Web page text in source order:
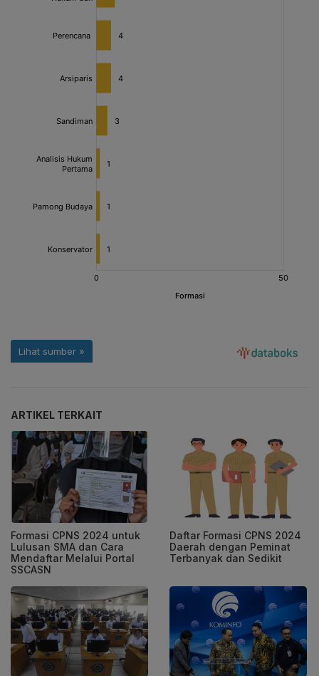
ARTIKEL TERKAIT
Formasi CPNS 2024 untuk
Lulusan SMA dan Cara
Mendaftar Melalui Portal
SSCASN
Daftar Formasi CPNS 2024
Daerah dengan Peminat
Terbanyak dan Sedikit